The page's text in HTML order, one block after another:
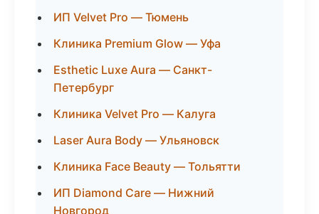
ИП Velvet Pro — Тюмень
Клиника Premium Glow — Уфа
Esthetic Luxe Aura — Санкт-
Петербург
Клиника Velvet Pro — Калуга
Laser Aura Body — Ульяновск
Клиника Face Beauty — Тольятти
ИП Diamond Care — Нижний
Новгород